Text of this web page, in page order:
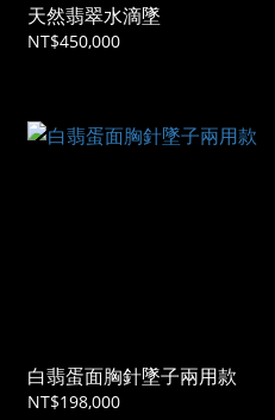
天然翡翠水滴墜
NT$450,000
白翡蛋面胸針墜子兩用款
NT$198,000